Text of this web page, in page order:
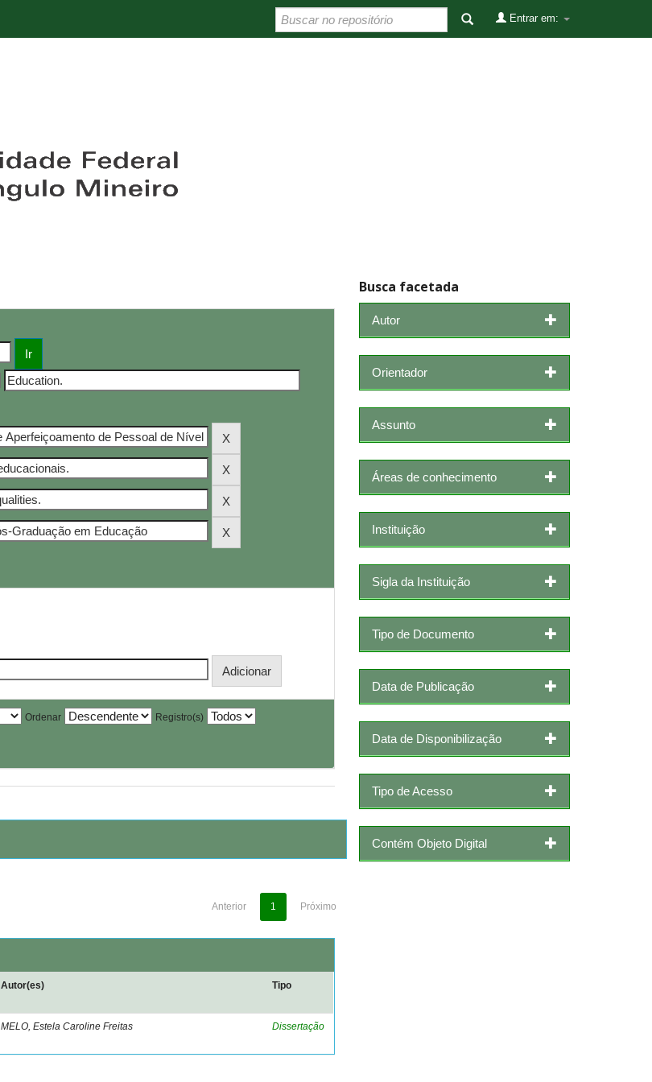
Entrar em:
Ordenar Registro(s)
Anterior 1 Próximo
Autor(es) Tipo
MELO, Estela Caroline Freitas Dissertação
Busca facetada
Autor
Orientador
Assunto
Áreas de conhecimento
Instituição
Sigla da Instituição
Tipo de Documento
Data de Publicação
Data de Disponibilização
Tipo de Acesso
Contém Objeto Digital